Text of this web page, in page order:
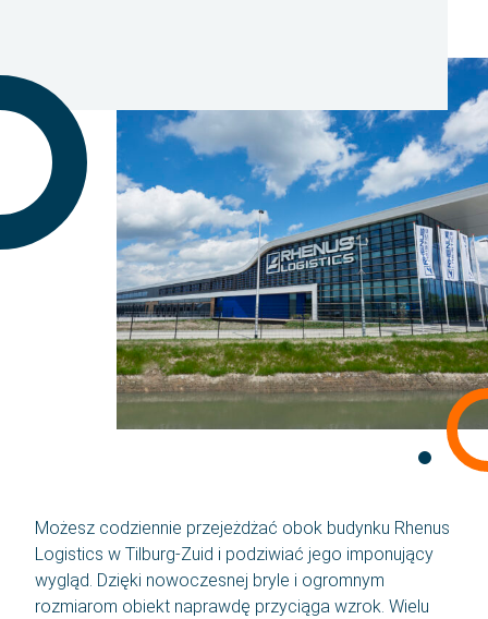
Aktualności
O nas
Historia
English
Kontakt
SBA Flex Recruitment
Możesz codziennie przejeżdżać obok budynku Rhenus
Logistics w Tilburg-Zuid i podziwiać jego imponujący
wygląd. Dzięki nowoczesnej bryle i ogromnym
rozmiarom obiekt naprawdę przyciąga wzrok. Wielu